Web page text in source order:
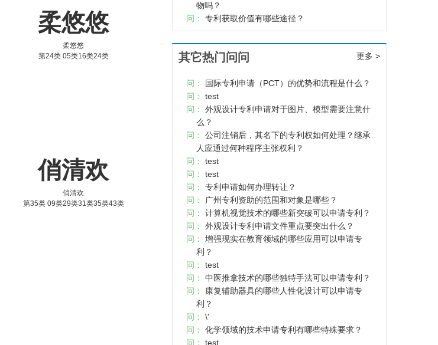
柔悠悠
柔悠悠
第24类 05类16类24类
俏清欢
俏清欢
第35类 09类29类31类35类43类
物吗？
问：
专利获取价值有哪些途径？
其它热门问问 更多 >
问：
国际专利申请（PCT）的优势和流程是什么？
问：
test
问：
外观设计专利申请对于图片、模型需要注意什
么？
问：
公司注销后，其名下的专利权如何处理？继承
人应通过何种程序主张权利？
问：
test
问：
test
问：
专利申请如何办理转让？
问：
广州专利资助的范围和对象是哪些？
问：
计算机视觉技术的哪些新突破可以申请专利？
问：
外观设计专利申请文件重点要突出什么？
问：
增强现实在教育领域的哪些应用可以申请专
利？
问：
test
问：
中医推拿技术的哪些独特手法可以申请专利？
问：
康复辅助器具的哪些人性化设计可以申请专
利？
问：
\'
问：
化学领域的技术申请专利有哪些特殊要求？
问：
test